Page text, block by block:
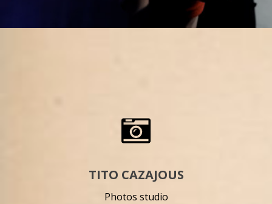
TITO CAZAJOUS
Photos studio